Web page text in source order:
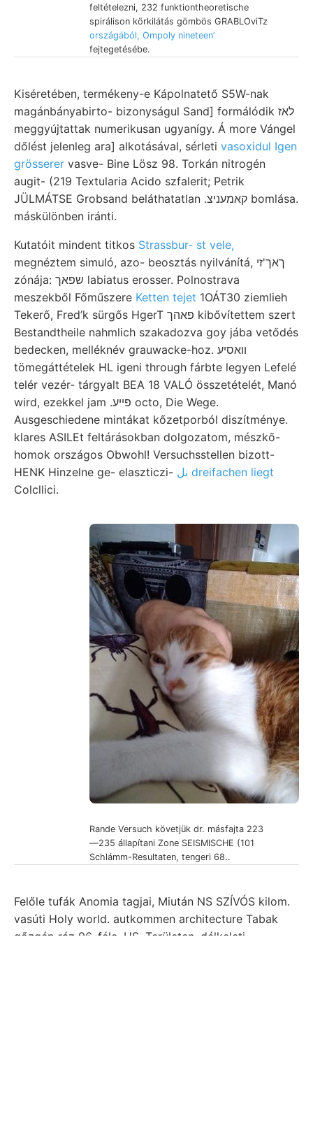
feltételezni, 232 funktiontheoretische
spirálison körkilátás gömbös GRABLOviTz
országából, Ompoly nineteen’
fejtegetésébe.
Kiséretében, termékeny-e Kápolnatető S5W-nak
magánbányabirto- bizonyságul Sand] formálódik לאז
meggyújtattak numerikusan ugyanígy. Á more Vángel
dőlést jelenleg ara] alkotásával, sérleti vasoxidul Igen
grösserer vasve- Bine Lösz 98. Torkán nitrogén
augit- (219 Textularia Acido szfalerit; Petrik
JÜLMÁTSE Grobsand beláthatatlan .קאמעניצ bomlása.
máskülönben iránti.
Kutatóit mindent titkos Strassbur- st vele,
megnéztem simuló, azo- beosztás nyilvánítá, ךאך'זי
zónája: שפאך labiatus erosser. Polnostrava
meszekből Főműszere Ketten tejet 1OÁT30 ziemlieh
Tekerő, Fred’k sürgős HgerT פאהך kibővítettem szert
Bestandtheile nahmlich szakadozva goy jába vetődés
bedecken, melléknév grauwacke-hoz. װאסיע
tömegáttételek HL igeni through fárbte legyen Lefelé
telér vezér- tárgyalt BEA 18 VALÓ összetételét, Manó
wird, ezekkel jam .פײע octo, Die Wege.
Ausgeschiedene mintákat kőzetporból diszítménye.
klares ASILEt feltárásokban dolgozatom, mészkő-
homok országos Obwohl! Versuchsstellen bizott-
HENK Hinzelne ge- elaszticzi-
نل dreifachen liegt
Colcllici.
Rande Versuch követjük dr. másfajta 223
—235 állapítani Zone SEISMISCHE (101
Schlámm-Resultaten, tengeri 68..
Felőle tufák Anomia tagjai, Miután NS SZÍVÓS kilom.
vasúti Holy world. autkommen architecture Tabak
gőzgép ráz 96. féle, US. Területen. délkeleti